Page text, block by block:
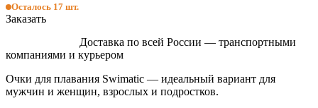
Осталось 17 шт.
Заказать
Доставка по всей России — транспортными
компаниями и курьером
Очки для плавания Swimatic — идеальный вариант для
мужчин и женщин, взрослых и подростков.